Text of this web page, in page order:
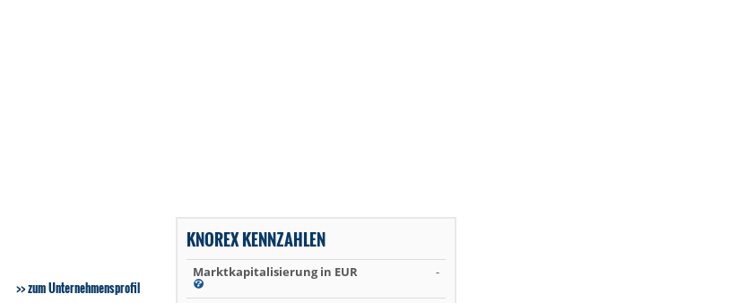
zum Unternehmensprofil
KNOREX KENNZAHLEN
Marktkapitalisierung in EUR -